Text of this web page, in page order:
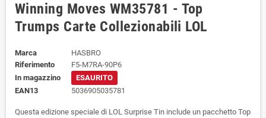
Winning Moves WM35781 - Top
Trumps Carte Collezionabili LOL
Marca
HASBRO
Riferimento
F5-M7RA-90P6
In magazzino
ESAURITO
EAN13
5036905035781
Questa edizione speciale di LOL Surprise Tin include un pacchetto Top